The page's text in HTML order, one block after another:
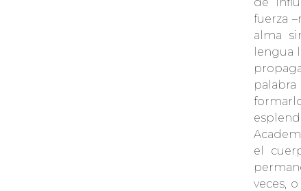
fuerza
alma
lengua
el
veces,